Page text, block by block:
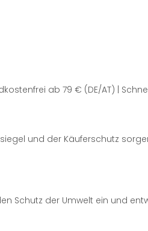
ab 79 € (DE/AT) |
und der Käuferschutz
Schutz der Umwelt ein und